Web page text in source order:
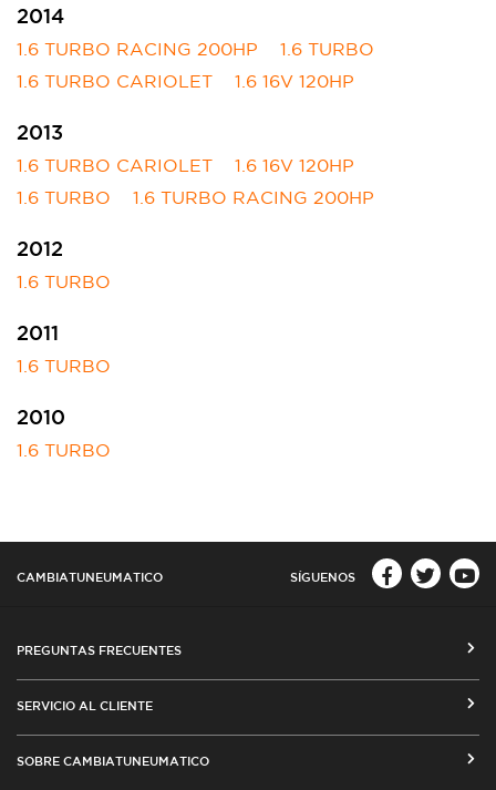
2014
1.6 TURBO RACING 200HP
1.6 TURBO
1.6 TURBO CARIOLET
1.6 16V 120HP
2013
1.6 TURBO CARIOLET
1.6 16V 120HP
1.6 TURBO
1.6 TURBO RACING 200HP
2012
1.6 TURBO
2011
1.6 TURBO
2010
1.6 TURBO
CAMBIATUNEUMATICO SÍGUENOS
PREGUNTAS FRECUENTES
MEDIOS DE PAGO
SERVICIO AL CLIENTE
SOBRE CAMBIATUNEUMATICO